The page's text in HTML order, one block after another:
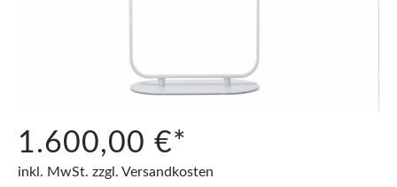
1.600,00 €*
inkl. MwSt. zzgl. Versandkosten